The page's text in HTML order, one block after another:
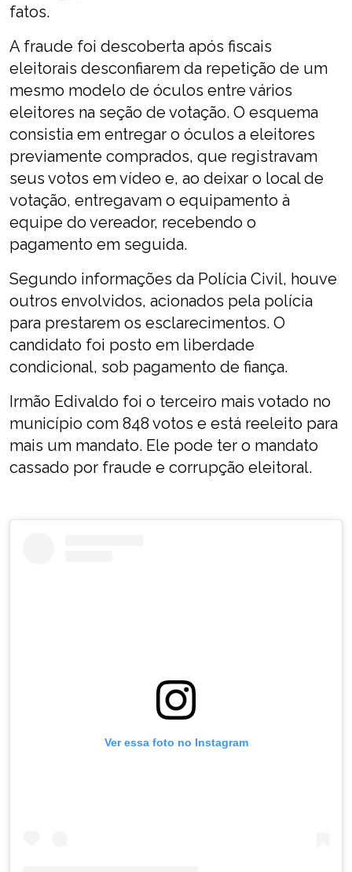
fatos.
A fraude foi descoberta após fiscais
eleitorais desconfiarem da repetição de um
mesmo modelo de óculos entre vários
eleitores na seção de votação. O esquema
consistia em entregar o óculos a eleitores
previamente comprados, que registravam
seus votos em vídeo e, ao deixar o local de
votação, entregavam o equipamento à
equipe do vereador, recebendo o
pagamento em seguida.
Segundo informações da Polícia Civil, houve
outros envolvidos, acionados pela polícia
para prestarem os esclarecimentos. O
candidato foi posto em liberdade
condicional, sob pagamento de fiança.
Irmão Edivaldo foi o terceiro mais votado no
município com 848 votos e está reeleito para
mais um mandato. Ele pode ter o mandato
cassado por fraude e corrupção eleitoral.
Ver essa foto no Instagram